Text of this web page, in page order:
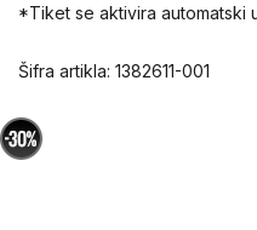
*Tiket se aktivira automatski
Šifra artikla: 1382611-001